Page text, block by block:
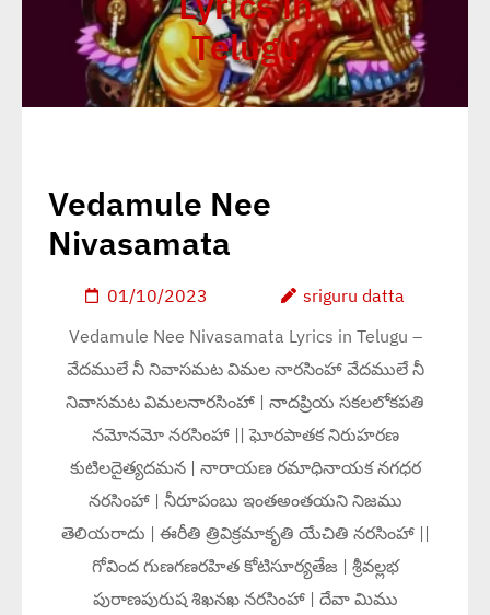
Telugu
Vedamule Nee
Nivasamata
01/10/2023
sriguru datta
Vedamule Nee Nivasamata Lyrics in Telugu –
వేదములే నీ నివాసమట విమల నారసింహా వేదములే నీ
నివాసమట విమలనారసింహా | నాదప్రియ సకలలోకపతి
నమోనమో నరసింహా || ఘోరపాతక నిరుహరణ
కుటిలదైత్యదమన | నారాయణ రమాధినాయక నగధర
నరసింహా | నీరూపంబు ఇంతఅంతయని నిజము
తెలియరాదు | ఈరీతి త్రివిక్రమాకృతి యేచితి నరసింహా ||
గోవింద గుణగణరహిత కోటిసూర్యతేజ | శ్రీవల్లభ
పురాణపురుష శిఖనఖ నరసింహా | దేవా మిము